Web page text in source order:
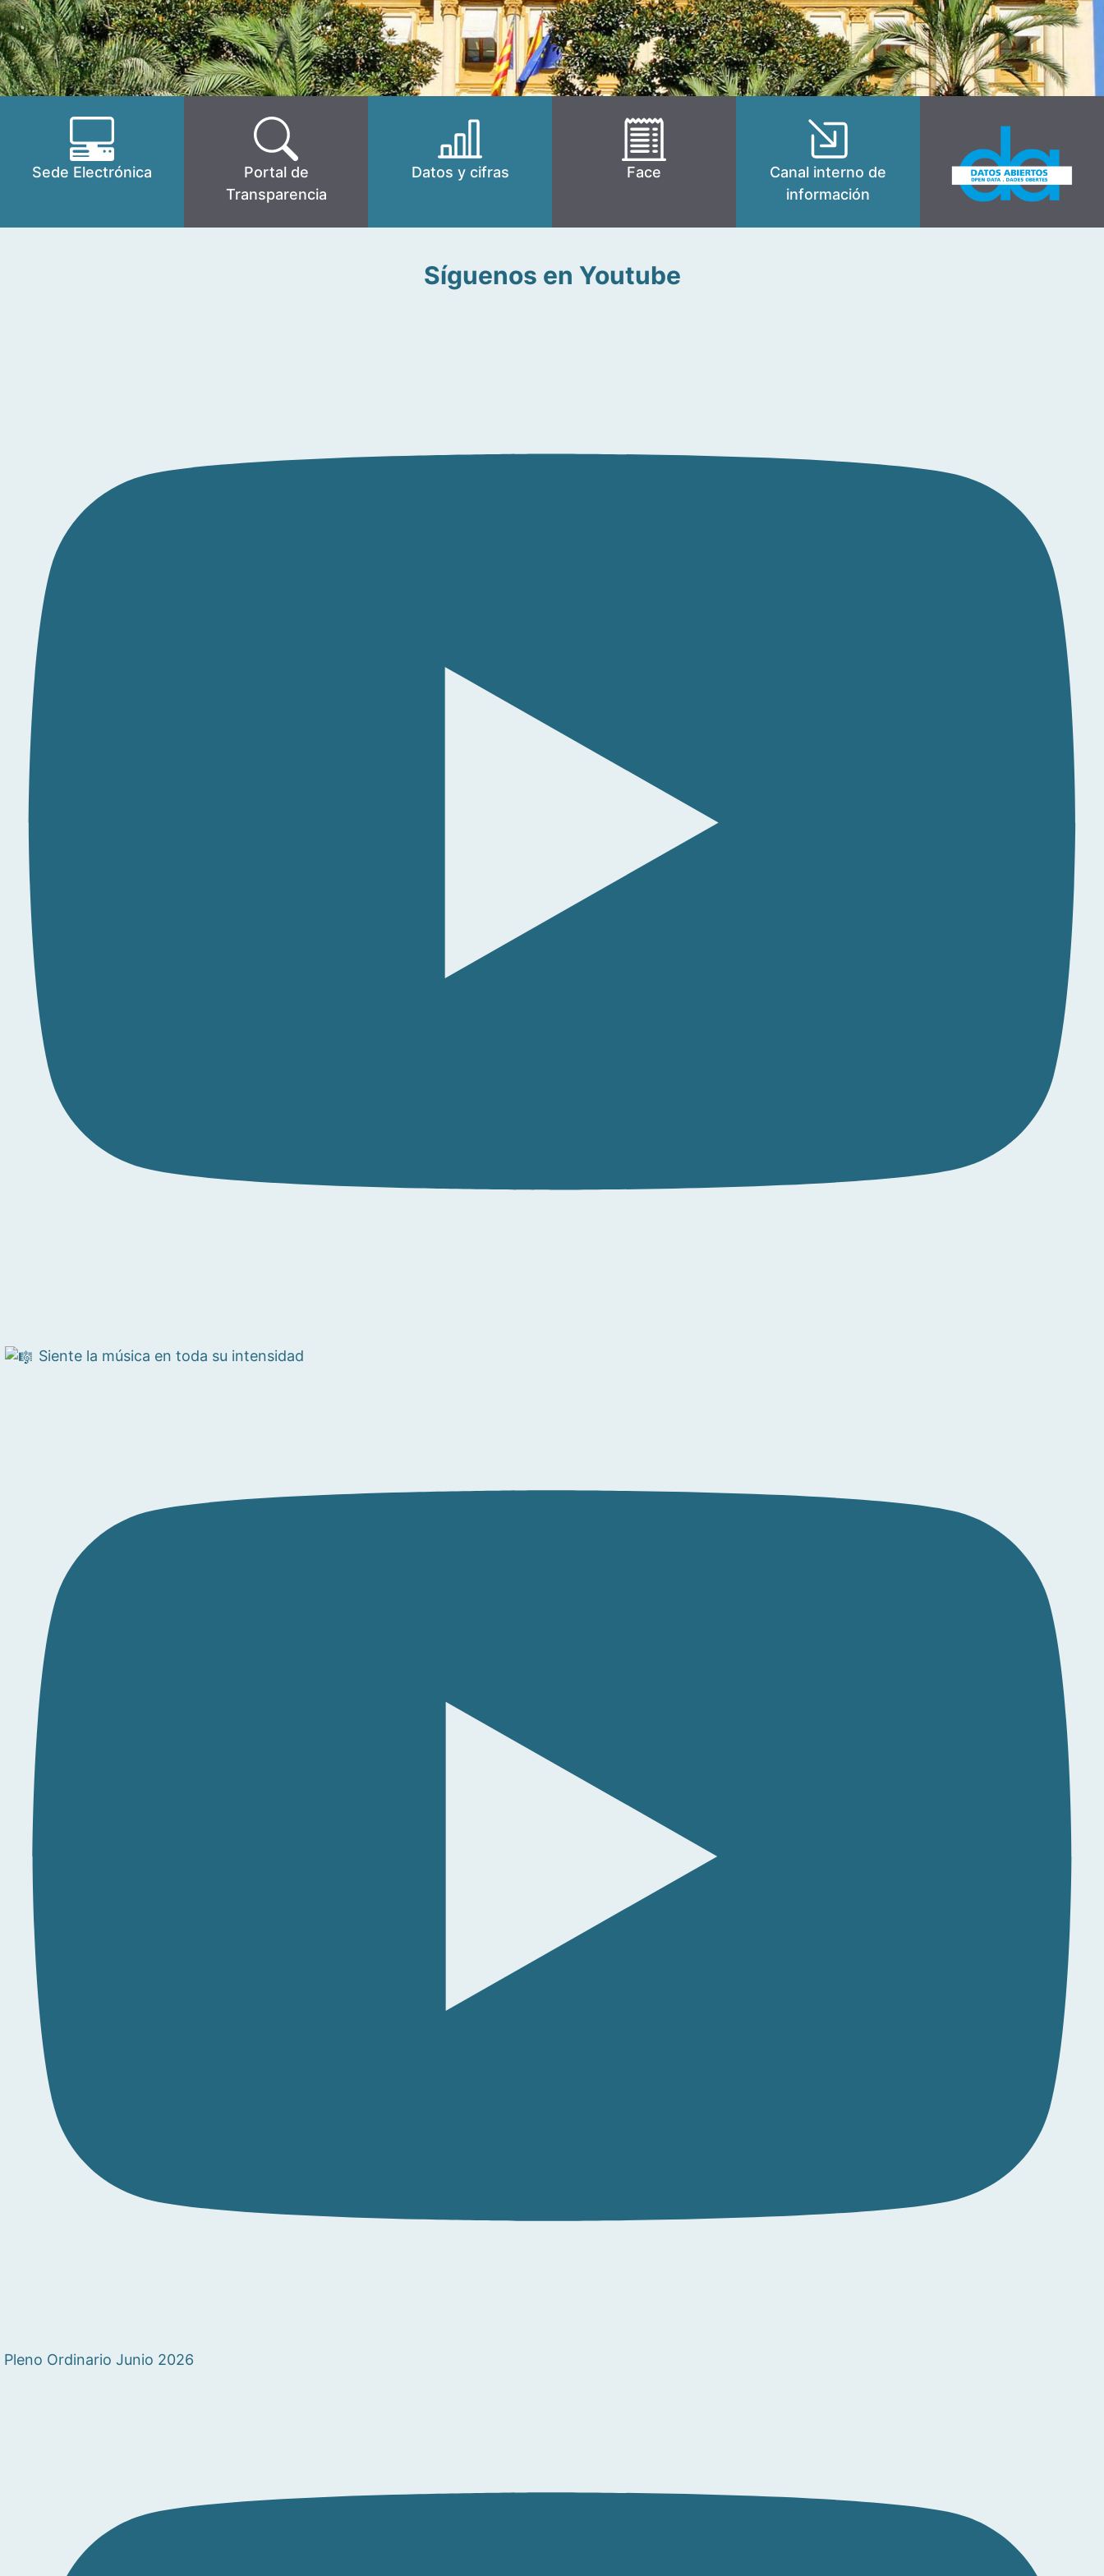
Sede Electrónica
Portal de
Transparencia
Datos y cifras Face
Canal interno de
información
Síguenos en Youtube
Siente la música en toda su intensidad
Pleno Ordinario Junio 2026